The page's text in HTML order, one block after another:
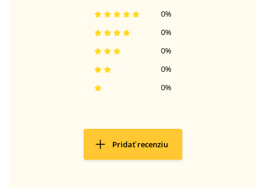
0%
0%
0%
0%
0%
Pridať recenziu